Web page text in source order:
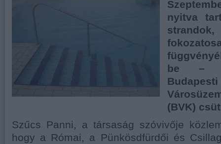
nyitva
be –
Budapesti
(BVK)
Szűcs Panni, a társaság szóvivője
hogy a Római, a Pünkösdfürdői és